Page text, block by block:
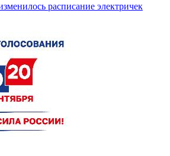
расписание электричек